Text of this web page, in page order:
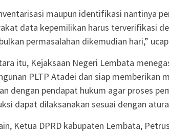
maupun identifikasi nantinya
data kepemilikan harus terverifikasi
permasalahan dikemudian hari,”
itu, Kejaksaan Negeri Lembata
PLTP Atadei dan siap memberikan
dengan pendapat hukum agar proses
dapat dilaksanakan sesuai dengan
Ketua DPRD kabupaten Lembata,